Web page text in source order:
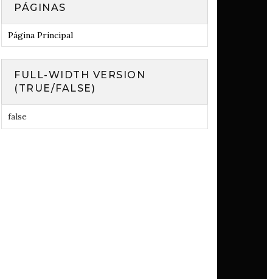
PÁGINAS
Página Principal
FULL-WIDTH VERSION
(TRUE/FALSE)
false